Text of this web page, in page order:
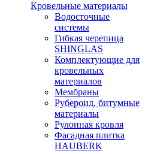
Кровельные материалы
Водосточные
системы
Гибкая черепица
SHINGLAS
Комплектующие для
кровельных
материалов
Мембраны
Рубероид, битумные
материалы
Рулонная кровля
Фасадная плитка
HAUBERK